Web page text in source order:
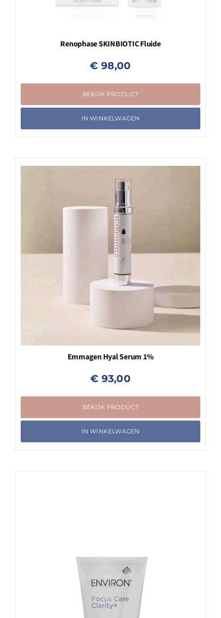
Renophase SKINBIOTIC Fluide
€ 98,00
BEKIJK PRODUCT
IN WINKELWAGEN
Emmagen Hyal Serum 1%
€ 93,00
BEKIJK PRODUCT
IN WINKELWAGEN